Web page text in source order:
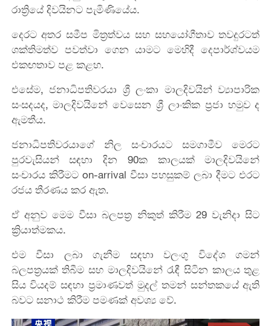
රාත්‍රියේ දිවයිනට පැමිණියේය.
දෙරට අතර සමීප මිත්‍රත්වය සහ සහයෝගීතාව තවදුරටත්
ශක්තිමත්ව පවත්වා ගෙන යාමට මෙහිදී දෙපාර්ශ්වයම
එකඟතාව පළ කළහ.
එසේම, ජනාධිපතිවරයා ශ්‍රී ලංකා මාලදිවයින් ව්‍යාපාරික
සංසදයද, මාලදිවයිනේ වෙසෙන ශ්‍රී ලාංකික ප්‍රජා හමුව ද
ඇමතීය.
ජනාධිපතිවරයාගේ නිල සංචාරයට සමගාමීව මෙරට
පුරවැසියන් සඳහා දින 90ක කාලයක් මාලදිවයිනේ
සංචාරය කිරීමට on-arrival වීසා පහසුකම් ලබා දීමට එරට
රජය තීරණය කර ඇත.
ඒ අනුව මෙම වීසා බලපත්‍ර නිකුත් කිරීම 29 වැනිදා සිට
ක්‍රියාත්මකය.
එම වීසා ලබා ගැනීම සඳහා වලංගු විදේශ ගමන්
බලපත්‍රයක් තිබීම සහ මාලදිවයිනේ රැඳී සිටින කාලය තුළ
සිය වියදම් සඳහා ප්‍රමාණවත් මුදල් තමන් සන්තකයේ ඇති
බවට සනාථ කිරීම පමණක් අවශ්‍ය වේ.